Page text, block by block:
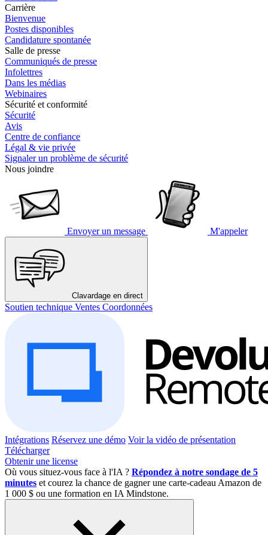
Carrière
Bienvenue
Postes disponibles
Candidature spontanée
Salle de presse
Communiqués de presse
Infolettres
Dans les médias
Webinaires
Sécurité et conformité
Sécurité
Avis
Centre de confiance
Légal & vie privée
Signaler un problème de sécurité
Nous joindre
Envoyer un message M'appeler
Clavardage en direct
Soutien technique Ventes Coordonnées
Intégrations Réservez une démo Voir la vidéo de présentation
Télécharger
Obtenir une license
Où vous situez-vous face à l'IA ? Répondez à notre sondage de 5
minutes et courez la chance de gagner une carte-cadeau Amazon de
1 000 $ ou une formation en IA Mindstone.